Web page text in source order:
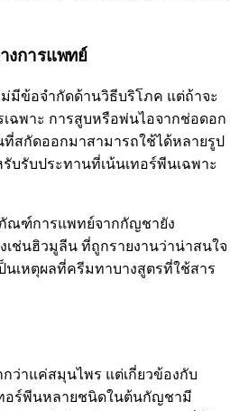
งการแพทย์
มีข้อจำกัดด้านวิธีบริโภค แต่ถ้าจะ
ฉพาะ การสูบหรือพ่นไอจากช่อดอก
ที่สกัดออกมาสามารถใช้ได้หลายรูป
บรับประทานที่เน้นเทอร์พีนเฉพาะ
ณฑ์การแพทย์จากกัญชายัง
ช่นฮิวมูลีน ที่ถูกรายงานว่าน่าสนใจ
นเหตุผลที่ครีมทาบางสูตรที่ใช้สาร
ว่าแค่สมุนไพร แต่เกี่ยวข้องกับ
อร์พีนหลายชนิดในต้นกัญชามี